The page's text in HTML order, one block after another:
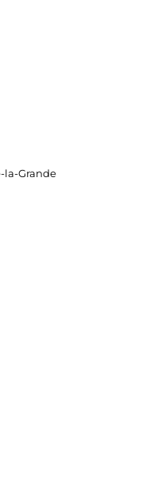
la-Grande